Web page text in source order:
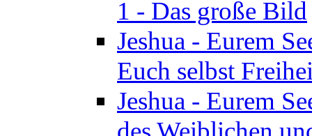
1 - Das große Bild
Jeshua - Eurem
Euch selbst
Jeshua - Eurem